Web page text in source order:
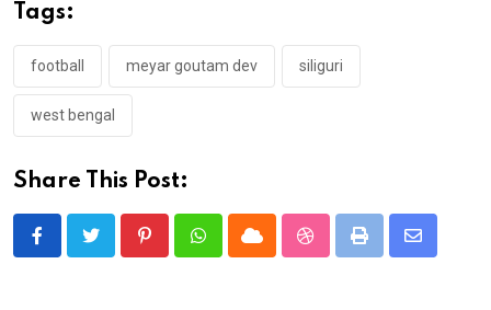
Tags:
football meyar goutam dev siliguri
west bengal
Share This Post:
PinterestWhatsappCloud StumbleUpon
Print
Share